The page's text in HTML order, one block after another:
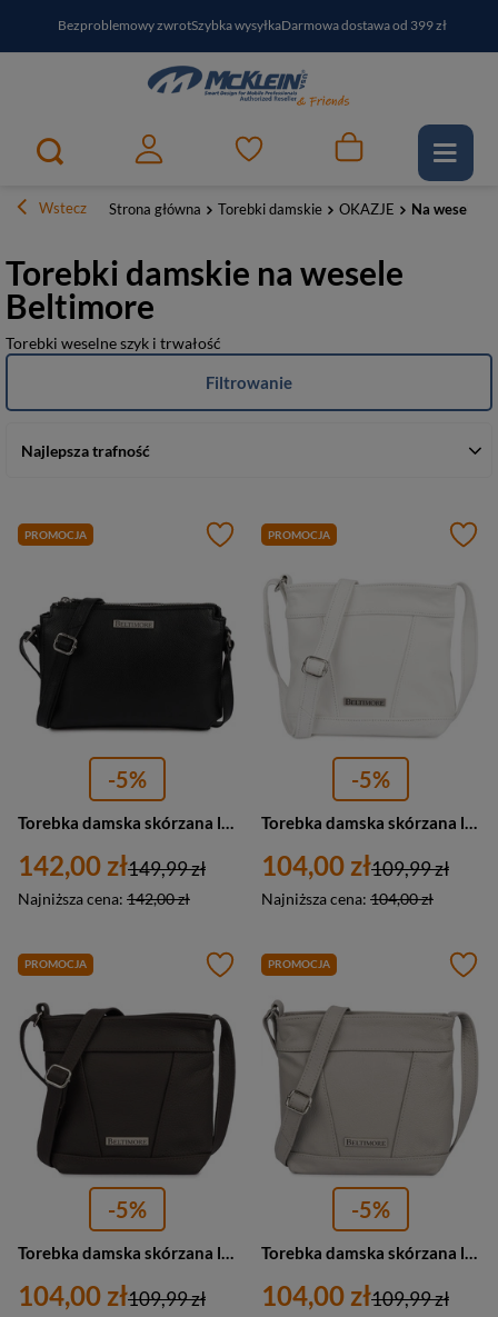
Bezproblemowy zwrotSzybka wysyłkaDarmowa dostawa od 399 zł
PayPo - kup i zapłać za30 dniZapisz się do newslettera i odbierz RABAT
Wstecz Strona główna Torebki damskie OKAZJE Na wesele
Torebki damskie na wesele
Beltimore
Torebki weselne szyk i trwałość
Najlepsza trafność
Filtrowanie
PROMOCJA
-5%
Torebka damska skórzana listonoszka miejska Beltimore L56 mała czarna
142,00 zł
Najniższa cena: 142,00 zł
149,99 zł
PROMOCJA
-5%
Torebka damska skórzana listonoszka mała Beltimore L58 biała
104,00 zł
Najniższa cena: 104,00 zł
109,99 zł
PROMOCJA
-5%
104,00 zł109,99 zł
PROMOCJA
-5%
104,00 zł109,99 zł